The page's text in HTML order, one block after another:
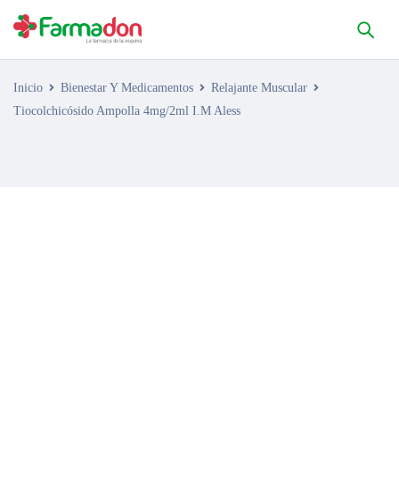
Inicio Bienestar Y Medicamentos
Relajante Muscular
Tiocolchicósido Ampolla 4mg/2ml I.M Aless